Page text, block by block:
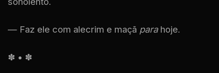
— Faz ele com alecrim e maçã parahoje.
✽ • ✽